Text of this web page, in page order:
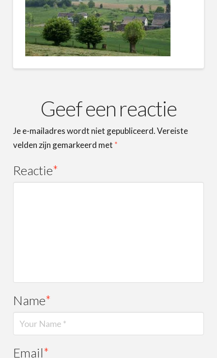
Geef een reactie
Je e-mailadres wordt niet gepubliceerd.Vereiste
velden zijn gemarkeerd met *
Reactie*
Name*
Email*